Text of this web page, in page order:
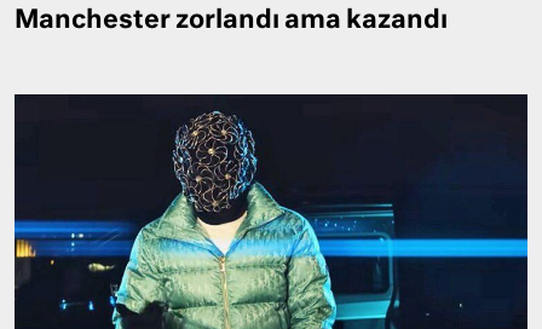
Manchester zorlandı ama kazandı